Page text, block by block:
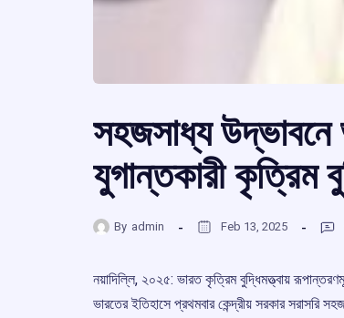
সহজসাধ্য উদ্ভাবনে
যুগান্তকারী কৃত্রিম
By admin Feb 13, 2025
নয়াদিল্লি, ২০২৫: ভারত কৃত্রিম বুদ্ধিমত্ত্বায়
ভারতের ইতিহাসে প্রথমবার কেন্দ্রীয় সরকার সরাসরি